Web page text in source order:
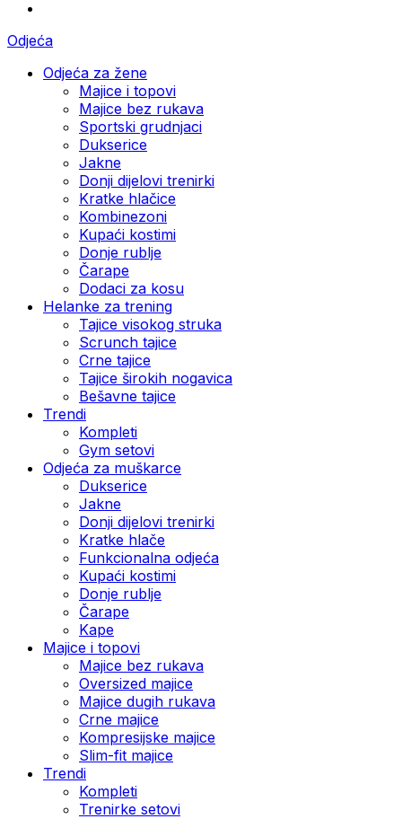
Odjeća
Odjeća za žene
Majice i topovi
Majice bez rukava
Sportski grudnjaci
Dukserice
Jakne
Donji dijelovi trenirki
Kratke hlačice
Kombinezoni
Kupaći kostimi
Donje rublje
Čarape
Dodaci za kosu
Helanke za trening
Tajice visokog struka
Scrunch tajice
Crne tajice
Tajice širokih nogavica
Bešavne tajice
Trendi
Kompleti
Gym setovi
Odjeća za muškarce
Dukserice
Jakne
Donji dijelovi trenirki
Kratke hlače
Funkcionalna odjeća
Kupaći kostimi
Donje rublje
Čarape
Kape
Majice i topovi
Majice bez rukava
Oversized majice
Majice dugih rukava
Crne majice
Kompresijske majice
Slim-fit majice
Trendi
Kompleti
Trenirke setovi